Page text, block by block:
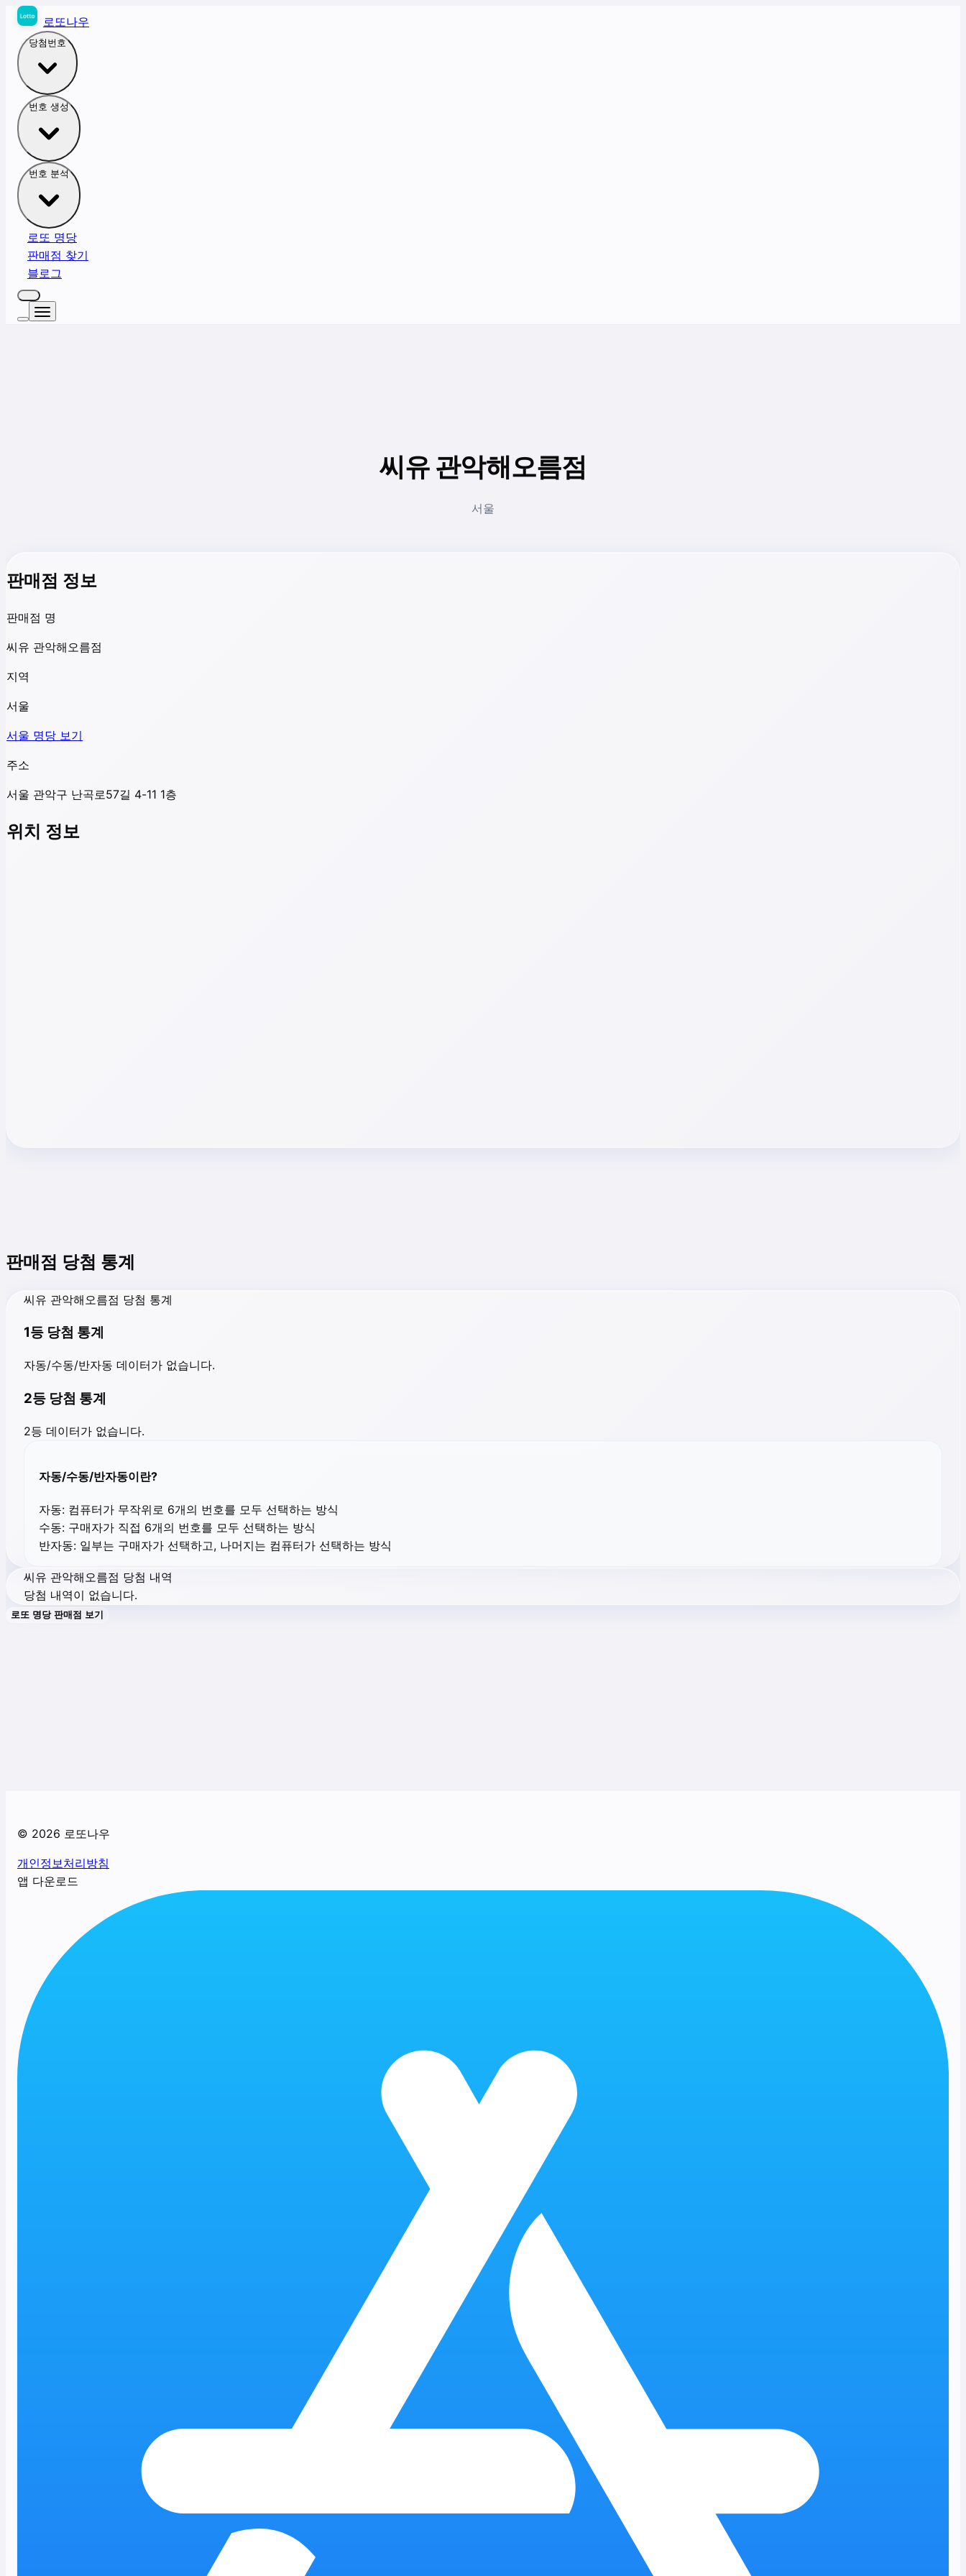
로또나우
당첨번호
번호 생성
번호 분석
로또 명당
판매점 찾기
블로그
씨유 관악해오름점
서울
판매점 정보
판매점 명
씨유 관악해오름점
지역
서울
서울 명당 보기
주소
서울 관악구 난곡로57길 4-11 1층
위치 정보
판매점 당첨 통계
씨유 관악해오름점 당첨 통계
1등 당첨 통계
자동/수동/반자동 데이터가 없습니다.
2등 당첨 통계
2등 데이터가 없습니다.
자동/수동/반자동이란?
자동: 컴퓨터가 무작위로 6개의 번호를 모두 선택하는 방식
수동: 구매자가 직접 6개의 번호를 모두 선택하는 방식
반자동: 일부는 구매자가 선택하고, 나머지는 컴퓨터가 선택하는 방식
씨유 관악해오름점 당첨 내역
당첨 내역이 없습니다.
로또 명당 판매점 보기
© 2026 로또나우
개인정보처리방침
앱 다운로드